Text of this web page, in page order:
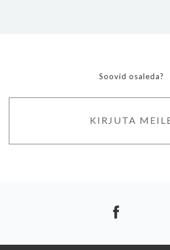
Soovid osaleda?
KIRJUTA